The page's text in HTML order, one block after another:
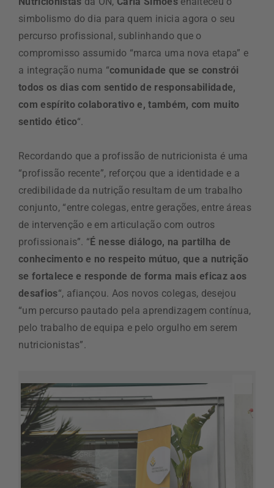
simbolismo do dia para quem inicia agora o seu
percurso profissional, sublinhando que o
compromisso assumido “marca uma nova etapa” e
a integração numa “comunidade que se constrói
todos os dias com sentido de responsabilidade,
com espírito colaborativo e, também, com muito
sentido ético“.
Recordando que a profissão de nutricionista é uma
“profissão recente”, reforçou que a identidade e a
credibilidade da nutrição resultam de um trabalho
conjunto, “entre colegas, entre gerações, entre áreas
de intervenção e em articulação com outros
profissionais”. “ É nesse diálogo, na partilha de
conhecimento e no respeito mútuo, que a nutrição
se fortalece e responde de forma mais eficaz aos
desafios“, afiançou. Aos novos colegas, desejou
“um percurso pautado pela aprendizagem contínua,
pelo trabalho de equipa e pelo orgulho em serem
nutricionistas”.